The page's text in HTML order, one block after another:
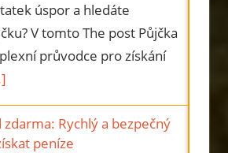
úspor a hledáte
V tomto The post Půjčka
průvodce pro získání
zdarma: Rychlý a bezpečný
peníze